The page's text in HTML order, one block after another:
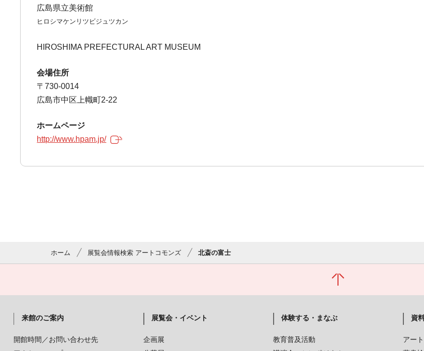
広島県立美術館
ヒロシマケンリツビジュツカン
HIROSHIMA PREFECTURAL ART MUSEUM
会場住所
〒730-0014
広島市中区上幟町2-22
ホームページ
http://www.hpam.jp/
ホーム 展覧会情報検索 アートコモンズ 北斎の富士
来館のご案内
開館時間／お問い合わせ先
展覧会・イベント
企画展
体験する・まなぶ
教育普及活動
資
アー